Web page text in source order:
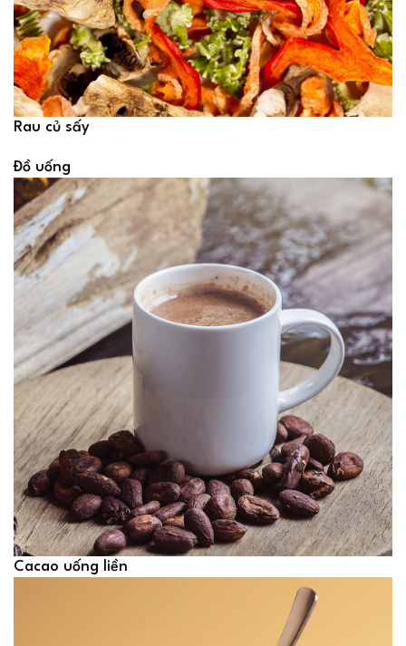
Rau củ sấy
Đồ uống
Cacao uống liền